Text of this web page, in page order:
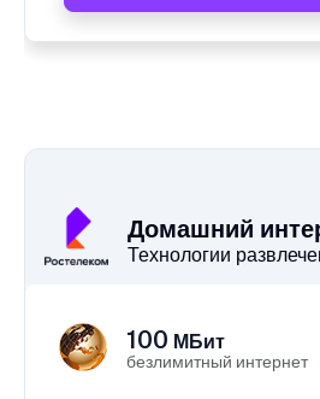
Домашний
Технологии
100 МБит
безлимитный интернет